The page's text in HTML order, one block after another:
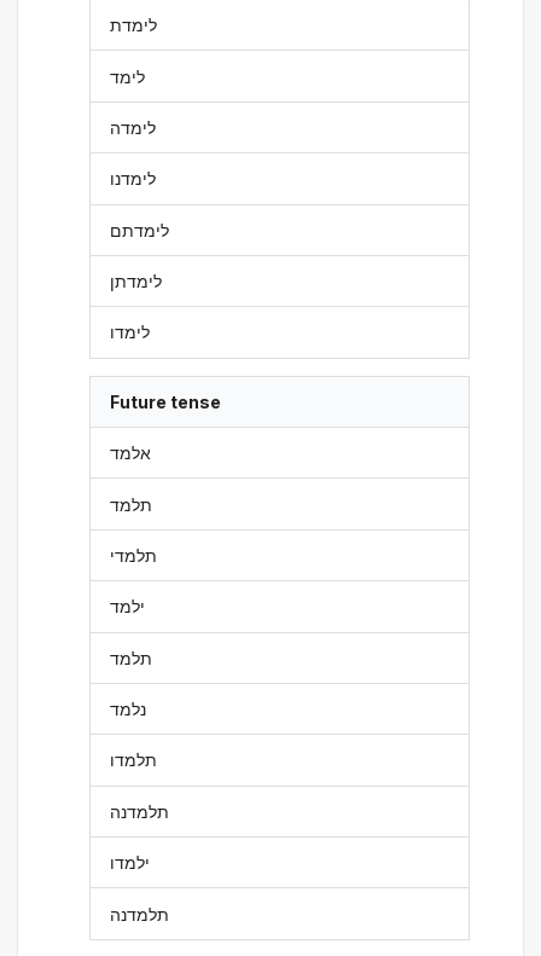
לימדת
לימד
לימדה
לימדנו
לימדתם
לימדתן
לימדו
Future tense
אלמד
תלמד
תלמדי
ילמד
תלמד
נלמד
תלמדו
תלמדנה
ילמדו
תלמדנה